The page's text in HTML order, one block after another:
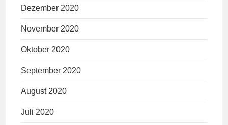
Dezember 2020
November 2020
Oktober 2020
September 2020
August 2020
Juli 2020